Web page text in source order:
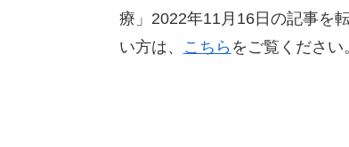
療」2022年11月16日の記事を
い方は、
こちら をご覧ください